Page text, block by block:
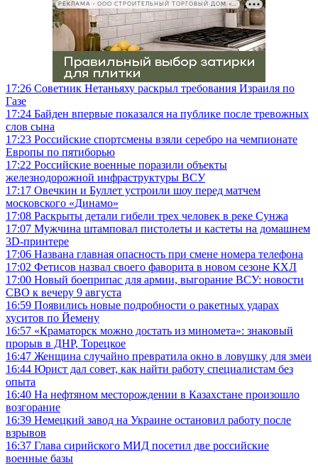
РЕКЛАМА • ООО СТРОИТЕЛЬНЫЙ ТОРГОВЫЙ ДОМ «ПЕТРОВИЧ», ИНН 7802348846
17:26 Советник Нетаньяху раскрыл требования Израиля по
Газе
17:24 Байден впервые показался на публике после тревожных
слов сына
17:23 Российские спортсмены взяли серебро на чемпионате
Европы по пятиборью
17:22 Российские военные поразили объекты
железнодорожной инфраструктуры ВСУ
17:17 Овечкин и Буллет устроили шоу перед матчем
московского «Динамо»
17:08 Раскрыты детали гибели трех человек в реке Сунжа
17:07 Мужчина штамповал пистолеты и кастеты на домашнем
3D-принтере
17:06 Названа главная опасность при смене номера телефона
17:02 Фетисов назвал своего фаворита в новом сезоне КХЛ
17:00 Новый боеприпас для армии, выгорание ВСУ: новости
СВО к вечеру 9 августа
16:59 Появились новые подробности о ракетных ударах
хуситов по Йемену
16:57 «Краматорск можно достать из миномета»: знаковый
прорыв в ДНР, Торецкое
16:47 Женщина случайно превратила окно в ловушку для змеи
16:44 Юрист дал совет, как найти работу специалистам без
опыта
16:40 На нефтяном месторождении в Казахстане произошло
возгорание
16:39 Немецкий завод на Украине остановил работу после
взрывов
16:37 Глава сирийского МИД посетил две российские
военные базы